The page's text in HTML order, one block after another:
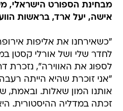
מבחינת הספורט הישראלי,
אישה, יעל ארד, בראשות
לחדר שלי ושל אורלי קסטן
לספוג את האווירה", נזכרת
"אני זוכרת שהיא הייתה
אותנו המון שאלות. ובאמת,
זכתה במדליה ההיסטורית.